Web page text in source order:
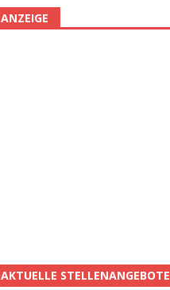
ANZEIGE
AKTUELLE STELLENANGEBOTE